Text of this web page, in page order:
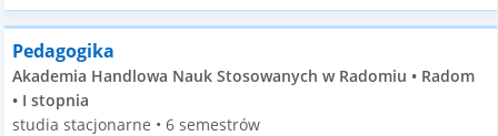
Pedagogika
Akademia Handlowa Nauk Stosowanych w Radomiu • Radom
• I stopnia
studia stacjonarne • 6 semestrów